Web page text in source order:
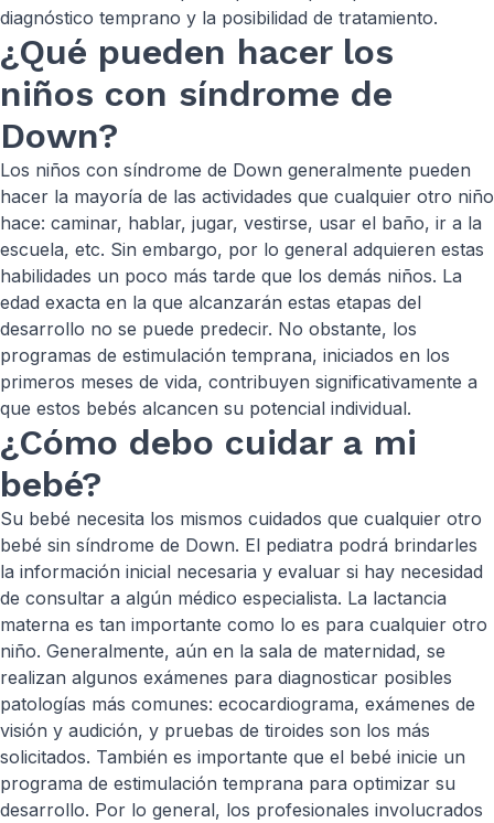
diagnóstico temprano y la posibilidad de tratamiento.
¿Qué pueden hacer los
niños con síndrome de
Down?
Los niños con síndrome de Down generalmente pueden
hacer la mayoría de las actividades que cualquier otro niño
hace: caminar, hablar, jugar, vestirse, usar el baño, ir a la
escuela, etc. Sin embargo, por lo general adquieren estas
habilidades un poco más tarde que los demás niños. La
edad exacta en la que alcanzarán estas etapas del
desarrollo no se puede predecir. No obstante, los
programas de estimulación temprana, iniciados en los
primeros meses de vida, contribuyen significativamente a
que estos bebés alcancen su potencial individual.
¿Cómo debo cuidar a mi
bebé?
Su bebé necesita los mismos cuidados que cualquier otro
bebé sin síndrome de Down. El pediatra podrá brindarles
la información inicial necesaria y evaluar si hay necesidad
de consultar a algún médico especialista. La lactancia
materna es tan importante como lo es para cualquier otro
niño. Generalmente, aún en la sala de maternidad, se
realizan algunos exámenes para diagnosticar posibles
patologías más comunes: ecocardiograma, exámenes de
visión y audición, y pruebas de tiroides son los más
solicitados. También es importante que el bebé inicie un
programa de estimulación temprana para optimizar su
desarrollo. Por lo general, los profesionales involucrados